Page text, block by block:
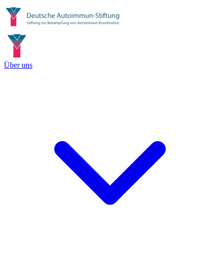
Über uns